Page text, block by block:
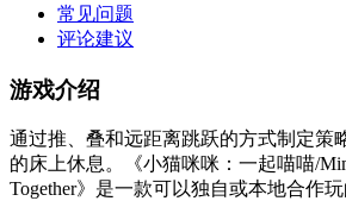
常见问题
评论建议
游戏介绍
通过推、叠和远距离跳跃的方式制定策
的床上休息。《小猫咪咪：一起喵喵/
Together》是一款可以独自或本地合作